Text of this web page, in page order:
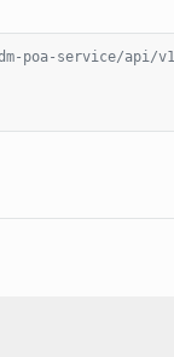
service/api/v1/